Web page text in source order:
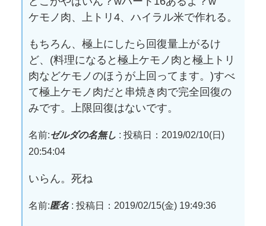
ケモノ肉、上トリ4、ハイラル米で作れる。
もちろん、極上にしたら回復量上がるけ
ど、(料理になると極上ケモノ肉と極上トリ
肉などケモノのほうが上回ってます。)すべ
て極上ケモノ肉だと串焼き肉で完全回復の
みです。上限回復はないです。
名前:ゼルダの名無し : 投稿日：2019/02/10(日)
20:54:04
いらん。死ね
名前:匿名: 投稿日：2019/02/15(金) 19:49:36